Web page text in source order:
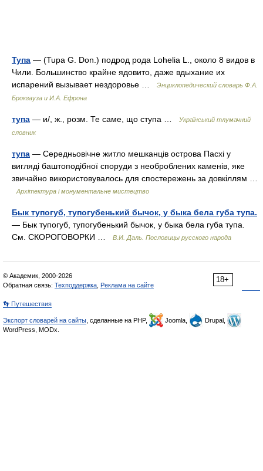
Тупа — (Tupa G. Don.) подрод рода Lohelia L., около 8 видов в
Чили. Большинство крайне ядовито, даже вдыхание их
испарений вызывает нездоровье …
Энциклопедический словарь Ф.А.
Брокгауза и И.А. Ефрона
тупа — и/, ж., розм. Те саме, що ступа …
Український тлумачний
словник
тупа — Середньовічне житло мешканців острова Пасхі у
вигляді баштоподібної споруди з необроблених каменів, яке
звичайно використовувалось для спостережень за довкіллям …
Архітектура і монументальне мистецтво
Бык тупогуб, тупогубенький бычок, у быка бела губа тупа.
— Бык тупогуб, тупогубенький бычок, у быка бела губа тупа.
См. СКОРОГОВОРКИ …
В.И. Даль. Пословицы русского народа
18+
© Академик, 2000-2026
Обратная связь: Техподдержка Реклама на сайте
👣 Путешествия
Экспорт словарей на сайты , сделанные на PHP, Joomla,
Drupal,
WordPress, MODx.